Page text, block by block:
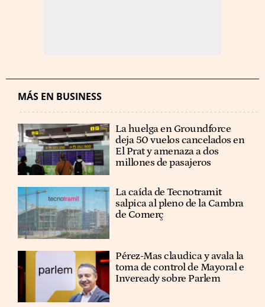
MÁS EN BUSINESS
La huelga en Groundforce
deja 50 vuelos cancelados en
El Prat y amenaza a dos
millones de pasajeros
La caída de Tecnotramit
salpica al pleno de la Cambra
de Comerç
Pérez-Mas claudica y avala la
toma de control de Mayoral e
Inveready sobre Parlem